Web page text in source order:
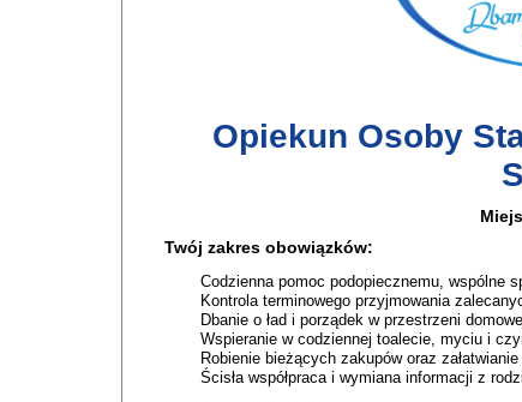
Opiekun Osoby
Twój zakres obowiązków:
Codzienna pomoc podopiecznemu, wspólne
Kontrola terminowego przyjmowania
Dbanie o ład i porządek w przestrzeni
Wspieranie w codziennej toalecie, myciu i
Robienie bieżących zakupów oraz
Ścisła współpraca i wymiana informacji z